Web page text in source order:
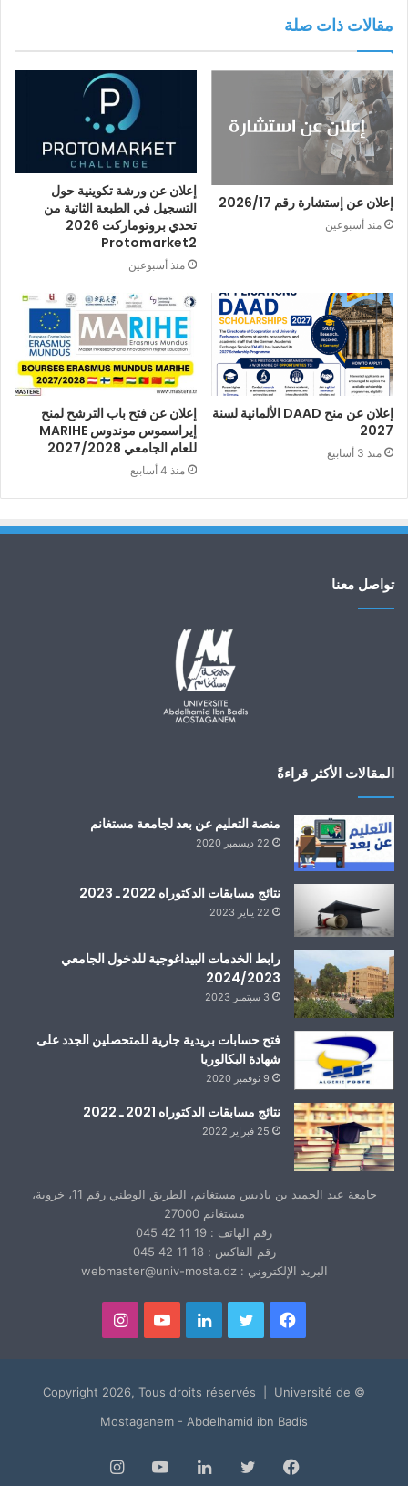
مقالات ذات صلة
إعلان عن إستشارة رقم 2026/17
منذ أسبوعين
إعلان عن ورشة تكوينية حول
التسجيل في الطبعة الثاتية من
تحدي بروتوماركت 2026
Protomarket2
منذ أسبوعين
إعلان عن منح DAAD الألمانية لسنة
2027
منذ 3 أسابيع
إعلان عن فتح باب الترشح لمنح
إيراسموس موندوس MARIHE
للعام الجامعي 2027/2028
منذ 4 أسابيع
تواصل معنا
المقالات الأكثر قراءةً
منصة التعليم عن بعد لجامعة مستغانم
22 ديسمبر 2020
نتائج مسابقات الدكتوراه 2022 ـ 2023
22 يناير 2023
رابط الخدمات البيداغوجية للدخول الجامعي
2024/2023
3 سبتمبر 2023
فتح حسابات بريدية جارية للمتحصلين الجدد على
شهادة البكالوريا
9 نوفمبر 2020
نتائج مسابقات الدكتوراه 2021 ـ 2022
25 فبراير 2022
جامعة عبد الحميد بن باديس مستغانم، الطريق الوطني رقم 11، خروبة،
مستغانم 27000
رقم الهاتف : 19 11 42 045
رقم الفاكس : 18 11 42 045
البريد الإلكتروني : webmaster@univ-mosta.dz
فيسبوك تويتر لينكدإنيوتيوبانستقرام
© Copyright 2026, Tous droits réservés | Université de
Mostaganem - Abdelhamid ibn Badis
فيسبوك تويتر لينكدإنيوتيوبانستقرام